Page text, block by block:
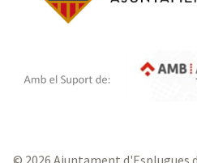
© 2026 Ajuntament d'Esplugues